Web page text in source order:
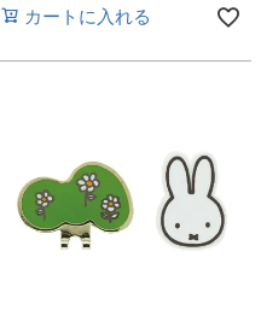
カートに入れる